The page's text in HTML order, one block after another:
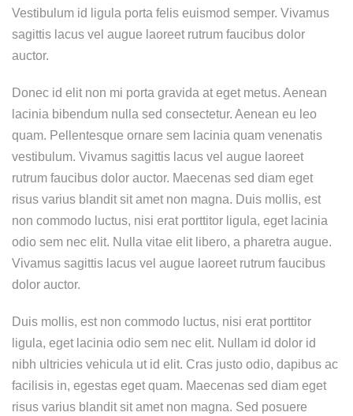
Vestibulum id ligula porta felis euismod semper. Vivamus
sagittis lacus vel augue laoreet rutrum faucibus dolor
auctor.
Donec id elit non mi porta gravida at eget metus. Aenean
lacinia bibendum nulla sed consectetur. Aenean eu leo
quam. Pellentesque ornare sem lacinia quam venenatis
vestibulum. Vivamus sagittis lacus vel augue laoreet
rutrum faucibus dolor auctor. Maecenas sed diam eget
risus varius blandit sit amet non magna. Duis mollis, est
non commodo luctus, nisi erat porttitor ligula, eget lacinia
odio sem nec elit. Nulla vitae elit libero, a pharetra augue.
Vivamus sagittis lacus vel augue laoreet rutrum faucibus
dolor auctor.
Duis mollis, est non commodo luctus, nisi erat porttitor
ligula, eget lacinia odio sem nec elit. Nullam id dolor id
nibh ultricies vehicula ut id elit. Cras justo odio, dapibus ac
facilisis in, egestas eget quam. Maecenas sed diam eget
risus varius blandit sit amet non magna. Sed posuere